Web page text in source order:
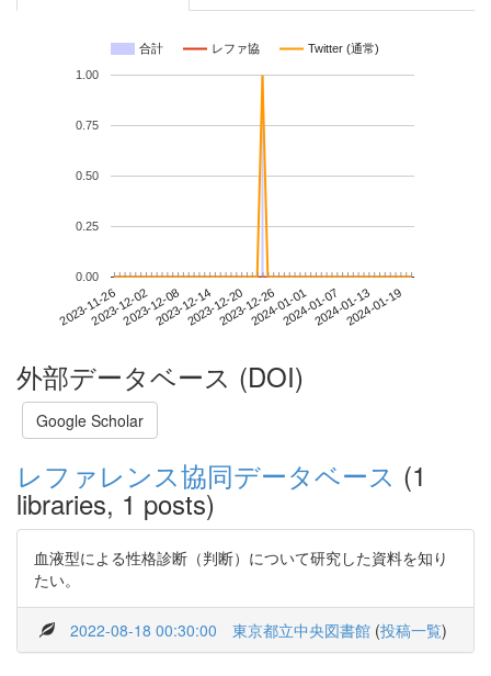
合計 レファ協 Twitter (通常)
2023-11-262023-12-022023-12-082023-12-142023-12-202023-12-262024-01-012024-01-072024-01-132024-01-19
0.00
0.25
0.50
0.75
1.00
外部データベース (DOI)
Google Scholar
レファレンス協同データベース (1
libraries, 1 posts)
血液型による性格診断（判断）について研究した資料を知り
たい。
2022-08-18 00:30:00 東京都立中央図書館 (投稿一覧)